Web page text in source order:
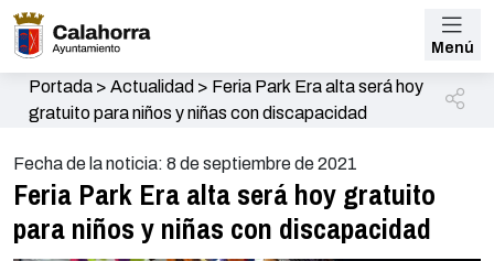
Menú
Portada> Actualidad > Feria Park Era alta será hoy
gratuito para niños y niñas con discapacidad
Fecha de la noticia: 8 de septiembre de 2021
Feria Park Era alta será hoy gratuito
para niños y niñas con discapacidad